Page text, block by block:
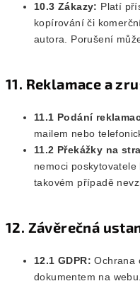
10.3 Zákazy: Platí
kopírování či
autora. Porušení
11. Reklamace a
11.1 Podání
mailem nebo
11.2 Překážky na
nemoci
takovém případě
12. Závěrečná
12.1 GDPR: Ochrana
dokumentem na webu.